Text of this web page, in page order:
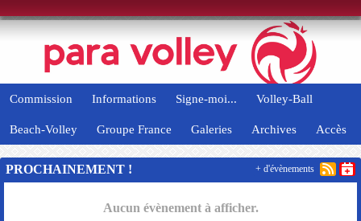
Commission Informations Signe-moi... Volley-Ball
Beach-Volley Groupe France Galeries Archives Accès
PROCHAINEMENT !
Aucun évènement à afficher.
+ d'évènements